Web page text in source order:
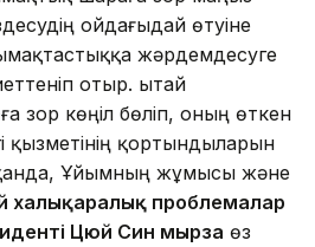
ойдағыдай өтуіне
жәрдемдесуге
отыр. Қытай
көңіл бөліп, оның өткен
қызметінің қортындыларын
Ұйымның жұмысы және
халықаралық проблемалар
Цюй Син мырза өз